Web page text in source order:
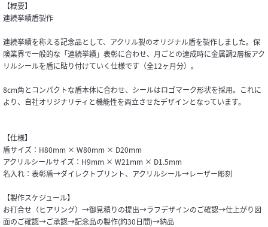
【概要】
連続挙績盾製作
連続挙績を称える記念品として、アクリル製のオリジナル盾を製作しました。保
険業界で一般的な「連続挙績」表彰に合わせ、月ごとの達成時に金属調2層板アク
リルシールを盾に貼り付けていく仕様です（全12ヶ月分）。
8cm角とコンパクトな盾本体に合わせ、シールはロゴマーク形状を採用。これに
より、自社オリジナリティと機能性を両立させたデザインとなっています。
【仕様】
盾サイズ：H80mm × W80mm × D20mm
アクリルシールサイズ：H9mm × W21mm × D1.5mm
名入れ：表彰盾→ダイレクトプリント、アクリルシール→レーザー彫刻
【製作スケジュール】
お打合せ（ヒアリング）→御見積りの提出→ラフデザインのご確認→仕上がり図
面のご確認→ご承認→記念品の製作(約30日間)→納品